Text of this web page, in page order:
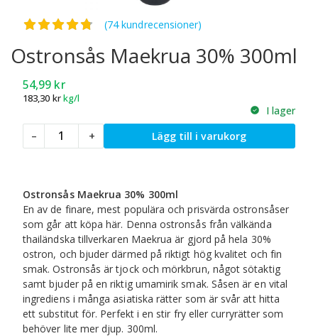
Betygsatt4.75av 5
(74 kundrecensioner)
Ostronsås Maekrua 30% 300ml
54,99 kr
183,30 krkg/l
I lager
–
Ostronsås
Maekrua
mängd
+ Lägg till i varukorg
Ostronsås Maekrua 30% 300ml
En av de finare, mest populära och prisvärda ostronsåser
som går att köpa här. Denna ostronsås från välkända
thailändska tillverkaren Maekrua är gjord på hela 30%
ostron, och bjuder därmed på riktigt hög kvalitet och fin
smak. Ostronsås är tjock och mörkbrun, något sötaktig
samt bjuder på en riktig umamirik smak. Såsen är en vital
ingrediens i många asiatiska rätter som är svår att hitta
ett substitut för. Perfekt i en stir fry eller curryrätter som
behöver lite mer djup. 300ml.